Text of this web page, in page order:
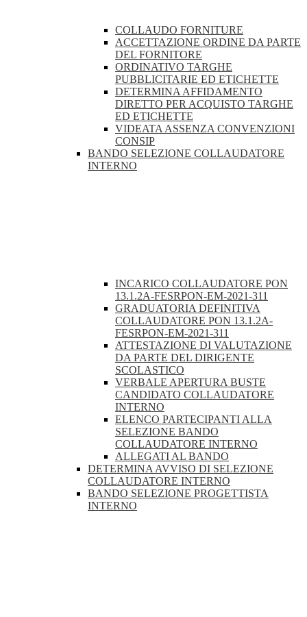
COLLAUDO FORNITURE
ACCETTAZIONE ORDINE DA PARTE
DEL FORNITORE
ORDINATIVO TARGHE
PUBBLICITARIE ED ETICHETTE
DETERMINA AFFIDAMENTO
DIRETTO PER ACQUISTO TARGHE
ED ETICHETTE
VIDEATA ASSENZA CONVENZIONI
CONSIP
BANDO SELEZIONE COLLAUDATORE
INTERNO
INCARICO COLLAUDATORE PON
13.1.2A-FESRPON-EM-2021-311
GRADUATORIA DEFINITIVA
COLLAUDATORE PON 13.1.2A-
FESRPON-EM-2021-311
ATTESTAZIONE DI VALUTAZIONE
DA PARTE DEL DIRIGENTE
SCOLASTICO
VERBALE APERTURA BUSTE
CANDIDATO COLLAUDATORE
INTERNO
ELENCO PARTECIPANTI ALLA
SELEZIONE BANDO
COLLAUDATORE INTERNO
ALLEGATI AL BANDO
DETERMINA AVVISO DI SELEZIONE
COLLAUDATORE INTERNO
BANDO SELEZIONE PROGETTISTA
INTERNO